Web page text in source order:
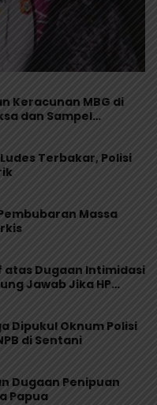
Keracunan MBG di
dan Sampel
Terbakar, Polisi
Massa
Dugaan Intimidasi
Jawab Jika HP
Dipukul Oknum Polisi
di Sentani
Dugaan Penipuan
Papua